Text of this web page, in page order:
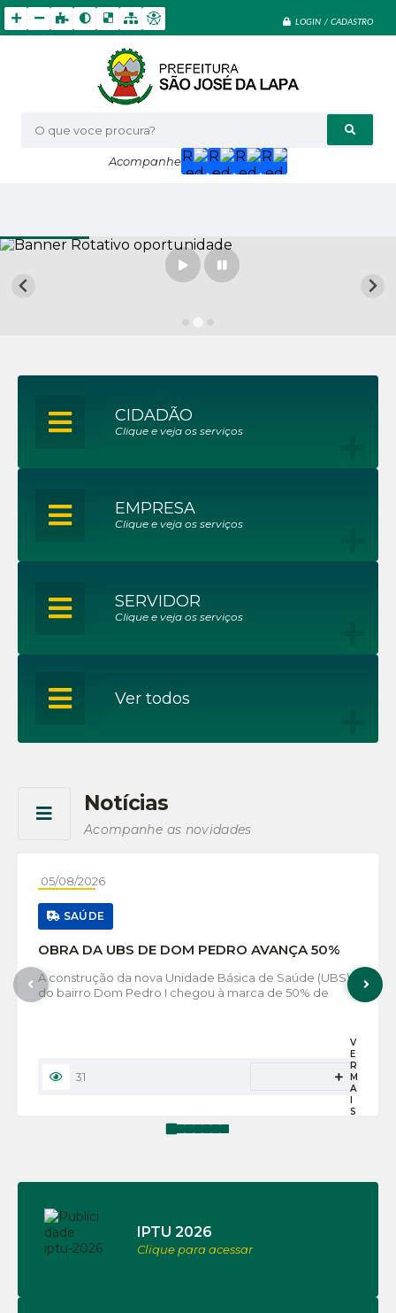
LOGIN / CADASTRO
O que voce procura?
Acompanhe
CIDADÃO
Clique e veja os serviços
EMPRESA
Clique e veja os serviços
SERVIDOR
Clique e veja os serviços
Ver todos
Notícias
Acompanhe as novidades
OBRA DA UBS DE DOM PEDRO AVANÇA 50%
05/08/2026
SAÚDE
31
A construção da nova Unidade Básica de Saúde (UBS)
do bairro Dom Pedro I chegou à marca de 50% de
concluída, a unidade oferecerá um espaço moderno,...V
E
R
M
A
I
S
IPTU 2026
Clique para acessar